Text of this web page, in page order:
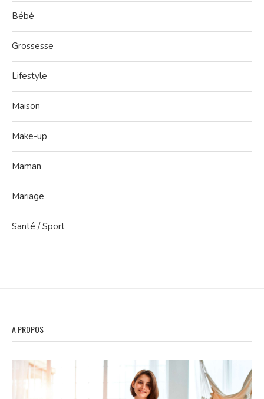
Bébé
Grossesse
Lifestyle
Maison
Make-up
Maman
Mariage
Santé / Sport
A PROPOS